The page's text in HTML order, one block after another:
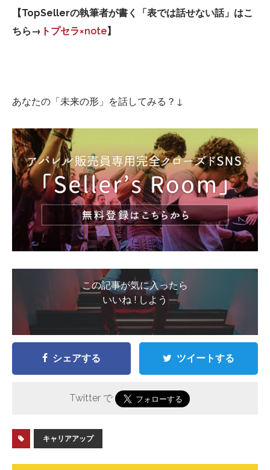
【TopSellerの執筆者が書く「表では話せない話」はこ
ちら→ トプセラ×note】
あなたの「未来の形」を話してみる？↓
この記事が気に入ったら
いいね ! しよう
シェアする ツイートする
Twitter で
キャリアアップ